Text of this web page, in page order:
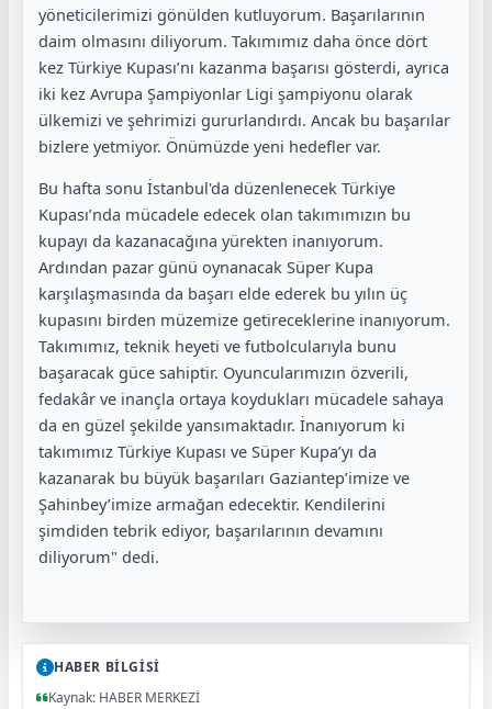
yöneticilerimizi gönülden kutluyorum. Başarılarının
daim olmasını diliyorum. Takımımız daha önce dört
kez Türkiye Kupası’nı kazanma başarısı gösterdi, ayrıca
iki kez Avrupa Şampiyonlar Ligi şampiyonu olarak
ülkemizi ve şehrimizi gururlandırdı. Ancak bu başarılar
bizlere yetmiyor. Önümüzde yeni hedefler var.
Bu hafta sonu İstanbul'da düzenlenecek Türkiye
Kupası’nda mücadele edecek olan takımımızın bu
kupayı da kazanacağına yürekten inanıyorum.
Ardından pazar günü oynanacak Süper Kupa
karşılaşmasında da başarı elde ederek bu yılın üç
kupasını birden müzemize getireceklerine inanıyorum.
Takımımız, teknik heyeti ve futbolcularıyla bunu
başaracak güce sahiptir. Oyuncularımızın özverili,
fedakâr ve inançla ortaya koydukları mücadele sahaya
da en güzel şekilde yansımaktadır. İnanıyorum ki
takımımız Türkiye Kupası ve Süper Kupa’yı da
kazanarak bu büyük başarıları Gaziantep’imize ve
Şahinbey’imize armağan edecektir. Kendilerini
şimdiden tebrik ediyor, başarılarının devamını
diliyorum" dedi.
HABER BİLGİSİ
Kaynak: HABER MERKEZİ